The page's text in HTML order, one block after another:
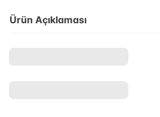
Ürün Açıklaması